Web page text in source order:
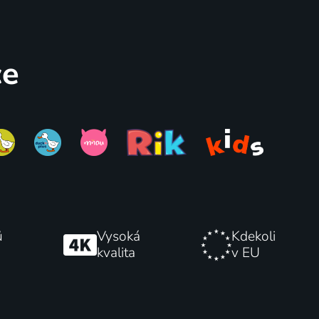
71
Pan Jezevec a paní Liška
2018 | Francie | Animovaný, Rodinný
Vysoká
kvalita
Kdekoli
v EU